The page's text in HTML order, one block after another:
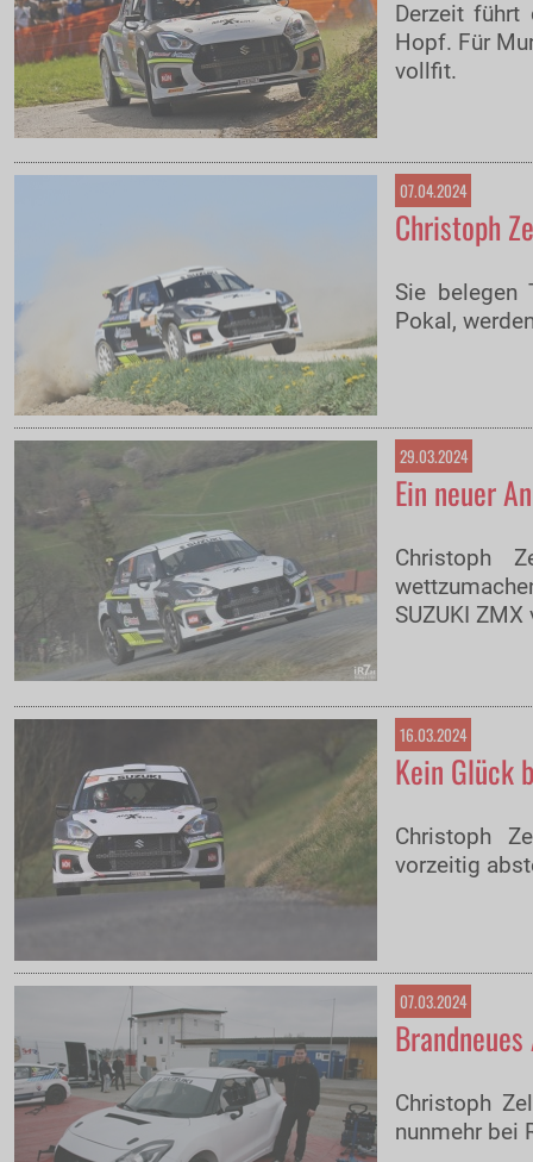
Derzeit
Hopf. Für
vollfit.
07.04.2024
Christoph
Sie belegen
Pokal,
29.03.2024
Ein neuer
Christoph
SUZUKI
16.03.2024
Kein Glück
Christoph
vorzeitig
07.03.2024
Christoph
nunmehr bei